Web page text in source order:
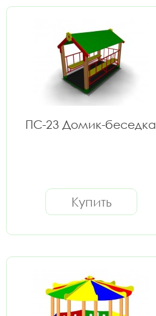
ПС-23 Домик-беседка
Купить